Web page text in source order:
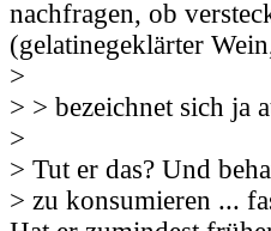
nachfragen, ob
(gelatinegeklärter
>
> > bezeichnet sich ja
>
> Tut er das? Und
> zu konsumieren ...